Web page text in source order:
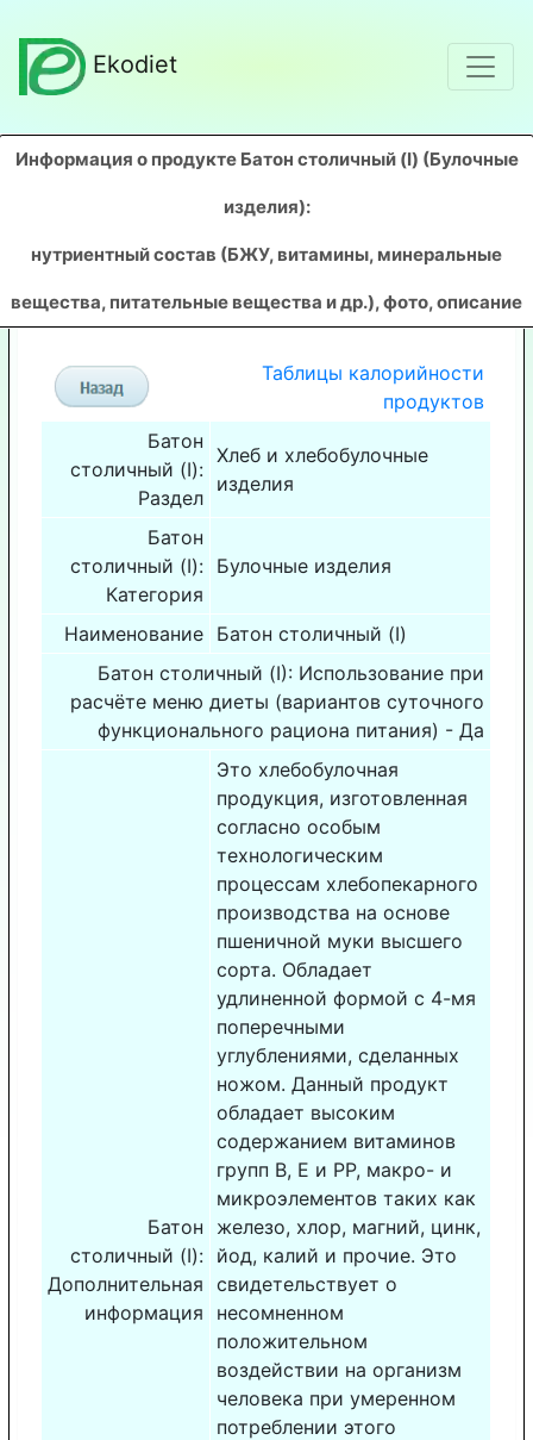
Ekodiet
Информация о продукте Батон столичный (I) (Булочные
изделия):
нутриентный состав (БЖУ, витамины, минеральные
вещества, питательные вещества и др.), фото, описание
Таблицы калорийности
продуктов
Батон
столичный (I):
Раздел
Хлеб и хлебобулочные
изделия
Батон
столичный (I):
Категория
Булочные изделия
Наименование Батон столичный (I)
Батон столичный (I): Использование при
расчёте меню диеты (вариантов суточного
функционального рациона питания) - Да
Батон
столичный (I):
Дополнительная
информация
Это хлебобулочная
продукция, изготовленная
согласно особым
технологическим
процессам хлебопекарного
производства на основе
пшеничной муки высшего
сорта. Обладает
удлиненной формой с 4-мя
поперечными
углублениями, сделанных
ножом. Данный продукт
обладает высоким
содержанием витаминов
групп В, Е и РР, макро- и
микроэлементов таких как
железо, хлор, магний, цинк,
йод, калий и прочие. Это
свидетельствует о
несомненном
положительном
воздействии на организм
человека при умеренном
потреблении этого